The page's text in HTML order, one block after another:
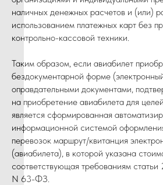
наличных денежных расчетов и (или)
использованием платежных карт без
контрольно-кассовой техники.
Таким образом, если авиабилет
бездокументарной форме
оправдательными документами,
на приобретение авиабилета для
является сформированная
информационной системой
перевозок маршрут/квитанция
(авиабилета), в которой указана
соответствующая требованиям
N 63-ФЗ.